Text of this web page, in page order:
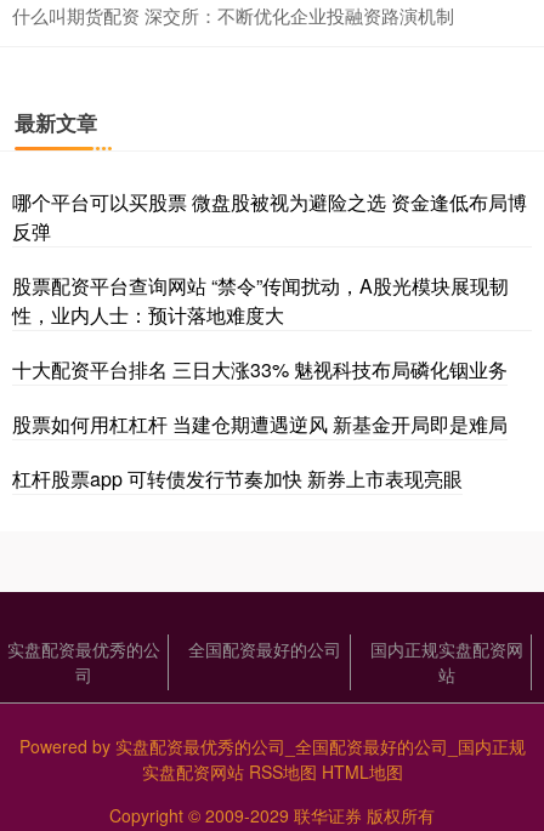
什么叫期货配资 深交所：不断优化企业投融资路演机制
最新文章
哪个平台可以买股票 微盘股被视为避险之选 资金逢低布局博
反弹
股票配资平台查询网站 “禁令”传闻扰动，A股光模块展现韧
性，业内人士：预计落地难度大
十大配资平台排名 三日大涨33% 魅视科技布局磷化铟业务
股票如何用杠杠杆 当建仓期遭遇逆风 新基金开局即是难局
杠杆股票app 可转债发行节奏加快 新券上市表现亮眼
实盘配资最优秀的公
司
全国配资最好的公司
国内正规实盘配资网
站
Powered by 实盘配资最优秀的公司_全国配资最好的公司_国内正规
实盘配资网站 RSS地图 HTML地图
Copyright © 2009-2029 联华证券 版权所有